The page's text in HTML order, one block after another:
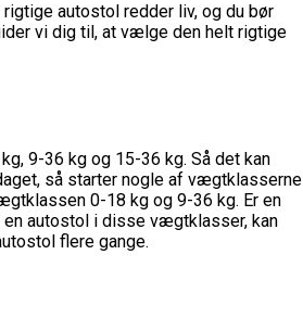
autostol redder liv, og du bør
vi dig til, at vælge den helt rigtige
9-36 kg og 15-36 kg. Så det kan
så starter nogle af vægtklasserne
0-18 kg og 9-36 kg. Er en
autostol i disse vægtklasser, kan
flere gange.